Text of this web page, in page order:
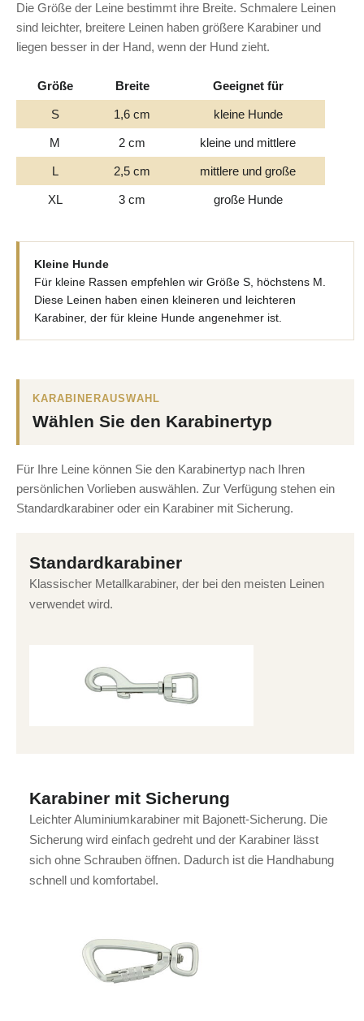
Die Größe der Leine bestimmt ihre Breite. Schmalere Leinen
sind leichter, breitere Leinen haben größere Karabiner und
liegen besser in der Hand, wenn der Hund zieht.
Größe Breite Geeignet für
S 1,6 cm kleine Hunde
M 2 cm kleine und mittlere
L 2,5 cm mittlere und große
XL 3 cm große Hunde
Kleine Hunde
Für kleine Rassen empfehlen wir Größe S, höchstens M.
Diese Leinen haben einen kleineren und leichteren
Karabiner, der für kleine Hunde angenehmer ist.
KARABINERAUSWAHL
Wählen Sie den Karabinertyp
Für Ihre Leine können Sie den Karabinertyp nach Ihren
persönlichen Vorlieben auswählen. Zur Verfügung stehen ein
Standardkarabiner oder ein Karabiner mit Sicherung.
Standardkarabiner
Klassischer Metallkarabiner, der bei den meisten Leinen
verwendet wird.
Karabiner mit Sicherung
Leichter Aluminiumkarabiner mit Bajonett-Sicherung. Die
Sicherung wird einfach gedreht und der Karabiner lässt
sich ohne Schrauben öffnen. Dadurch ist die Handhabung
schnell und komfortabel.